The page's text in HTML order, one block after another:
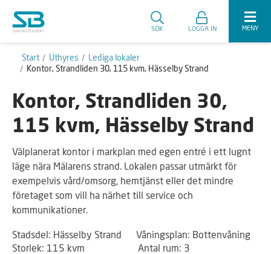
SÖK LOGGA IN MENY
Start Uthyres
Lediga lokaler
Kontor, Strandliden 30, 115 kvm, Hässelby Strand
Kontor, Strandliden 30,
115 kvm, Hässelby Strand
Välplanerat kontor i markplan med egen entré i ett lugnt
läge nära Mälarens strand. Lokalen passar utmärkt för
exempelvis vård/omsorg, hemtjänst eller det mindre
företaget som vill ha närhet till service och
kommunikationer.
Stadsdel: Hässelby Strand Våningsplan: Bottenvåning
Storlek: 115 kvm Antal rum: 3